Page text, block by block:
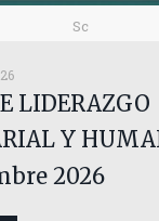
Sc
LIDERAZGO
Y
2026